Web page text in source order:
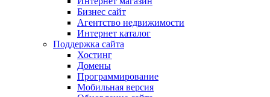
Бизнес сайт
Агентство недвижимости
Интернет каталог
Поддержка сайта
Хостинг
Домены
Программирование
Мобильная версия